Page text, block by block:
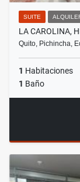
SUITE
LA CAROLINA,
Quito, Pichincha,
1 Habitaciones
1 Baño